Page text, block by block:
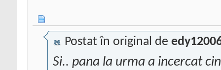
Postat în original de
Si.. pana la urma a incercat